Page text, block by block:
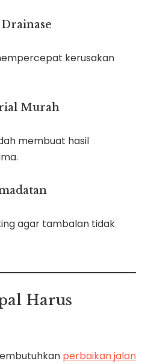
kerusakan
Murah
membuat hasil
agar tambalan tidak
Harus
perbaikan jalan